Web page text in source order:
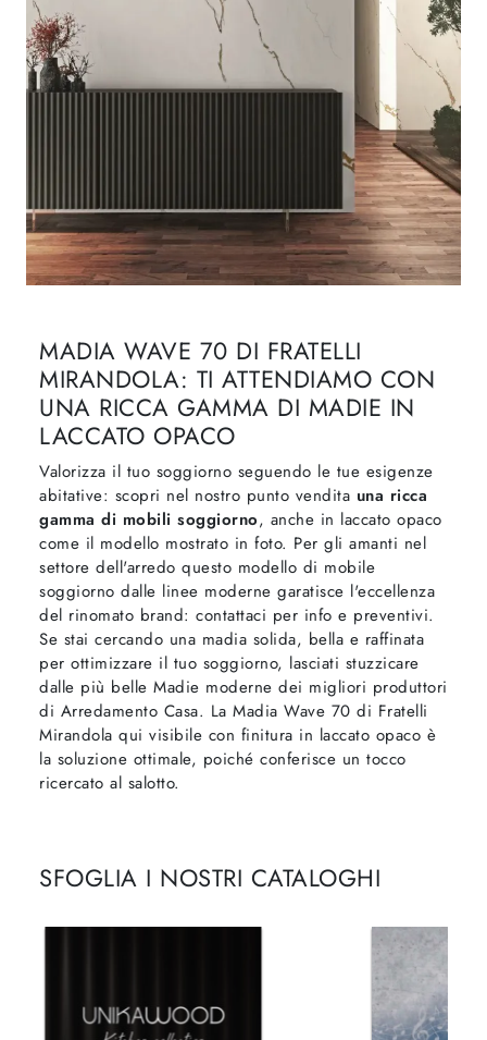
MADIA WAVE 70 DI FRATELLI
MIRANDOLA: TI ATTENDIAMO CON
UNA RICCA GAMMA DI MADIE IN
LACCATO OPACO
Valorizza il tuo soggiorno seguendo le tue esigenze
abitative: scopri nel nostro punto vendita una ricca
gamma di mobili soggiorno, anche in laccato opaco
come il modello mostrato in foto. Per gli amanti nel
settore dell'arredo questo modello di mobile
soggiorno dalle linee moderne garatisce l'eccellenza
del rinomato brand: contattaci per info e preventivi.
Se stai cercando una madia solida, bella e raffinata
per ottimizzare il tuo soggiorno, lasciati stuzzicare
dalle più belle Madie moderne dei migliori produttori
di Arredamento Casa. La Madia Wave 70 di Fratelli
Mirandola qui visibile con finitura in laccato opaco è
la soluzione ottimale, poiché conferisce un tocco
ricercato al salotto.
SFOGLIA I NOSTRI CATALOGHI